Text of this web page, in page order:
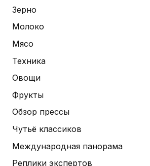
Зерно
Молоко
Мясо
Техника
Овощи
Фрукты
Обзор прессы
Чутьё классиков
Международная панорама
Реплики экспертов